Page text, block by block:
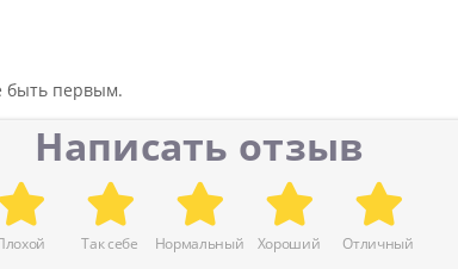
быть первым.
Написать отзыв
Так себе Нормальный Хороший Отличный